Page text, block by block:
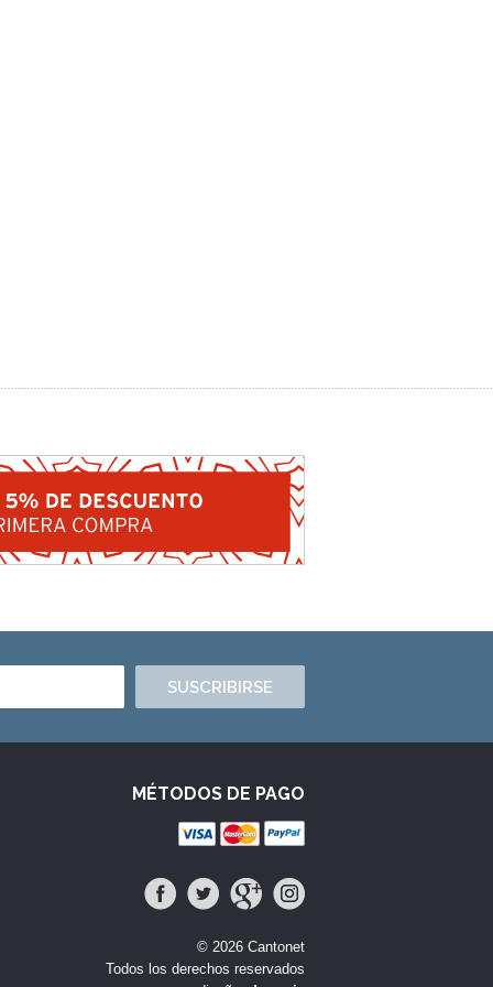
SUSCRIBIRSE
MÉTODOS DE PAGO
© 2026 Cantonet
Todos los derechos reservados